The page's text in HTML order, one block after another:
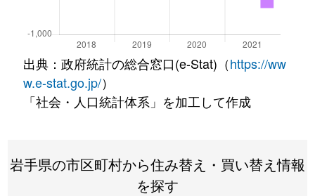
出典：政府統計の総合窓口(e-Stat)（https://ww
w.e-stat.go.jp/）
「社会・人口統計体系」を加工して作成
岩手県の市区町村から住み替え・買い替え情報
を探す